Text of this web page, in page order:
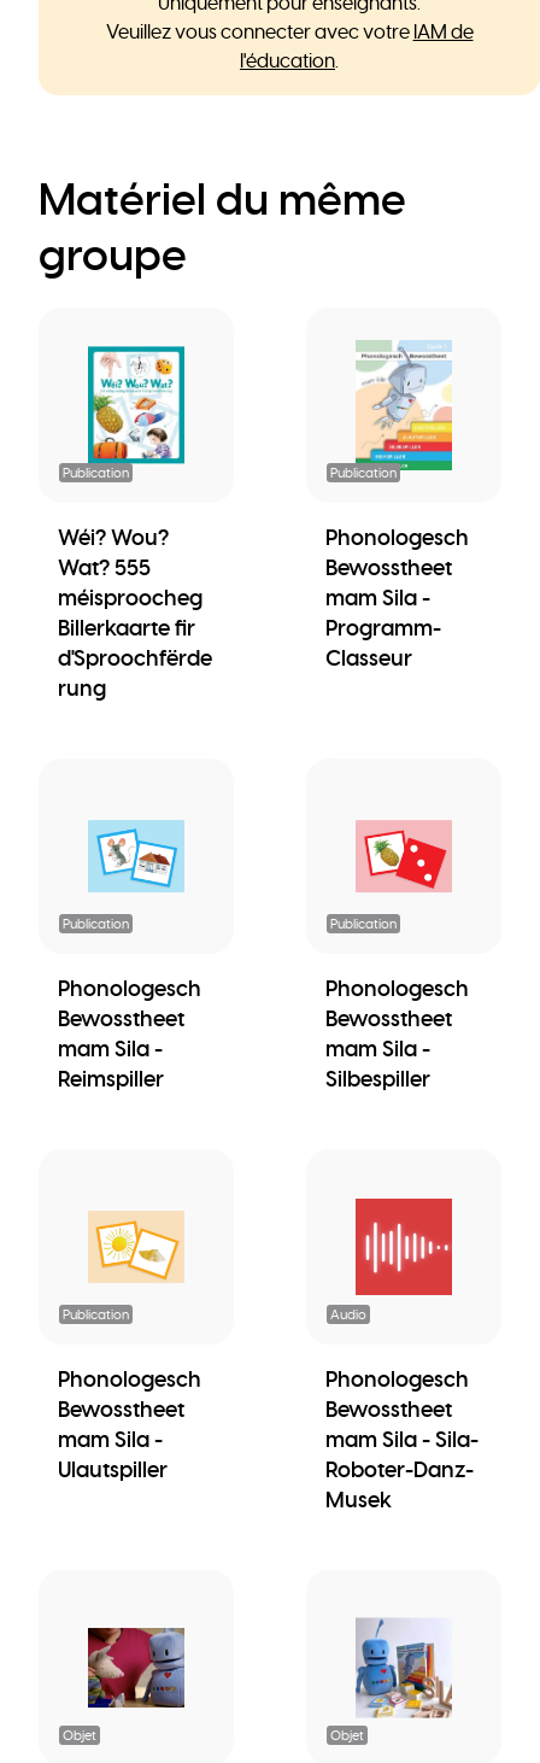
Veuillez vous connecter avec votre IAM de
l'éducation.
Matériel du même
groupe
Publication
Wéi? Wou?
Wat? 555
méisproocheg
Billerkaarte fir
d'Sproochfërde
rung
Publication
Phonologesch
Bewosstheet
mam Sila -
Programm-
Classeur
Publication
Phonologesch
Bewosstheet
mam Sila -
Reimspiller
Publication
Phonologesch
Bewosstheet
mam Sila -
Silbespiller
Publication
Phonologesch
Bewosstheet
mam Sila -
Ulautspiller
Audio
Phonologesch
Bewosstheet
mam Sila - Sila-
Roboter-Danz-
Musek
Objet Objet